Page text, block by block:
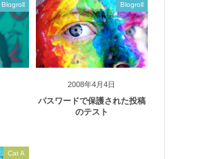
Blogroll
2008年4月4日
Blogroll
パスワードで保護された投稿
のテスト
Cat A